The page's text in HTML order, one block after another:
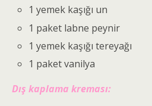
1 yemek kaşığı un
1 paket labne peynir
1 yemek kaşığı tereyağı
1 paket vanilya
Dış kaplama kreması: